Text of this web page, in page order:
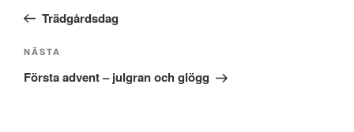
inläggTrädgårdsdag
Nästa
inlägg
NÄSTA
Första advent – julgran och glögg